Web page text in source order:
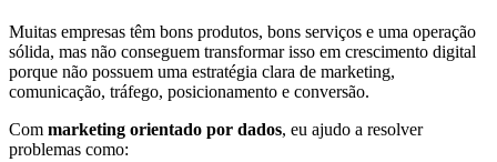
Muitas empresas têm bons produtos, bons serviços e uma operação
sólida, mas não conseguem transformar isso em crescimento digital
porque não possuem uma estratégia clara de marketing,
comunicação, tráfego, posicionamento e conversão.
Com marketing orientado por dados, eu ajudo a resolver
problemas como: